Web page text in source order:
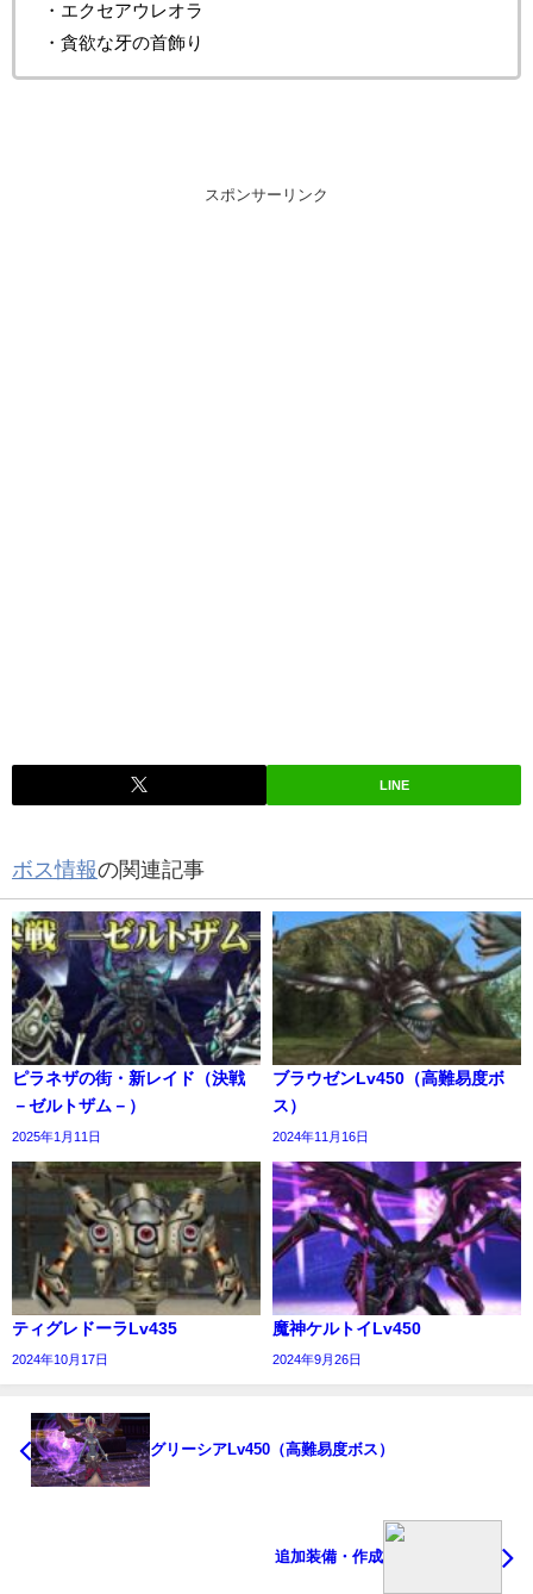
・エクセアウレオラ
・貪欲な牙の首飾り
スポンサーリンク
LINE
ボス情報の関連記事
ピラネザの街・新レイド（決戦
－ゼルトザム－）
2025年1月11日
ブラウゼンLv450（高難易度ボ
ス）
2024年11月16日
ティグレドーラLv435
2024年10月17日
魔神ケルトイLv450
2024年9月26日
グリーシアLv450（高難易度ボス）
追加装備・作成